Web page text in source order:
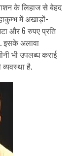
के लिहाज से बेहद
में अखाड़ों-
और 6 रुपए प्रति
इसके अलावा
भी उपलब्ध कराई
है.